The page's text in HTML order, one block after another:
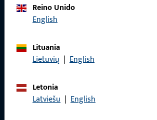
Reino Unido
English
Lituania
Lietuvių | English
Letonia
Latviešu | English